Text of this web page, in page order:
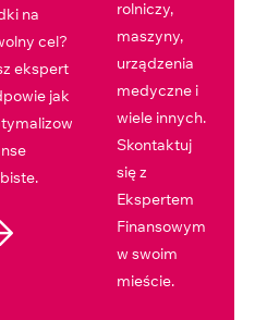
na
cel?
ekspert
jak
rolniczy,
maszyny,
urządzenia
medyczne i
wiele innych.
Skontaktuj
się z
Ekspertem
Finansowym
w swoim
mieście.